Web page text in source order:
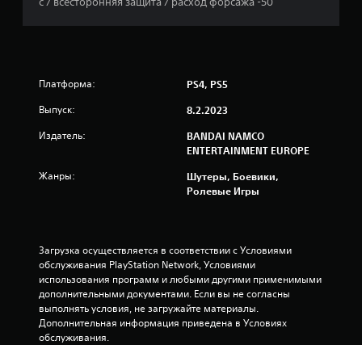
з
д
н
Платформа: PS4, PS5
Выпуск: 8.2.2023
Издатель:
BANDAI NAMCO
ENTERTAINMENT EUROPE
Жанры:
Шутеры, Боевики,
Ролевые Игры
Загрузка осуществляется в соответствии с Условиями
обслуживания PlayStation Network, Условиями
использования программ и любыми другими применимыми
дополнительными документами. Если вы не согласны
выполнять условия, не загружайте материалы.
Дополнительная информация приведена в Условиях
обслуживания.